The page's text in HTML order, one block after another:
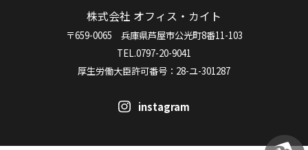
株式会社 オフィス・カイト
〒659-0065 兵庫県芦屋市公光町8番11-103
TEL.0797-20-9041
厚生労働大臣許可番号：28-ユ-301287
instagram